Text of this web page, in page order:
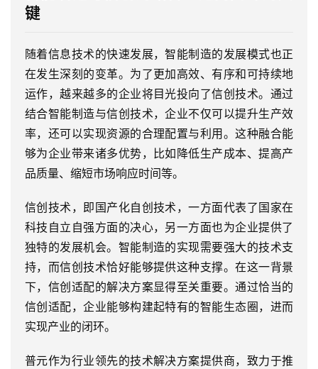
键
随着信息技术的快速发展，智能制造的发展模式也正
在发生深刻的变革。为了更加高效、有序和可持续地
运作，越来越多的企业将目光投向了信创技术。通过
结合智能制造与信创技术，企业不仅可以提升生产效
率，还可以实现资源的合理配置与利用。这种融合能
够为企业带来诸多优势，比如降低生产成本、提高产
品质量、缩短市场响应时间等。
信创技术，即国产化自创技术，一方面代表了国家在
科技自立自强方面的决心，另一方面也为企业提供了
独特的发展机会。智能制造的实现需要强大的技术支
持，而信创技术恰好能够提供这种支撑。在这一背景
下，信创适配的解决方案显得至关重要。通过恰当的
信创适配，企业能够构建起特有的智能生态圈，进而
实现产业的闭环。
普元作为行业领先的技术解决方案提供商，致力于推